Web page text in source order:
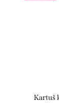
Kartuš